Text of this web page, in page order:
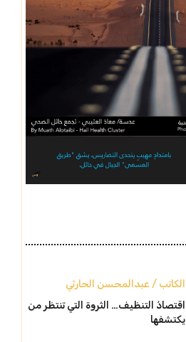
الكاتب / عبدالمحسن الحارثي
اقتصادُ التنظيف… الثروة التي تنتظر من
يكتشفها